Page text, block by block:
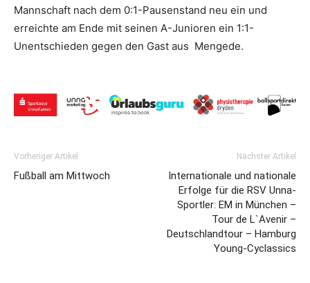
Mannschaft nach dem 0:1-Pausenstand neu ein und
erreichte am Ende mit seinen A-Junioren ein 1:1-
Unentschieden gegen den Gast aus Mengede.
Vorheriger Artikel
Fußball am Mittwoch
Nächster Artikel
Internationale und nationale
Erfolge für die RSV Unna-
Sportler: EM in München –
Tour de L`Avenir –
Deutschlandtour – Hamburg
Young-Cyclassics